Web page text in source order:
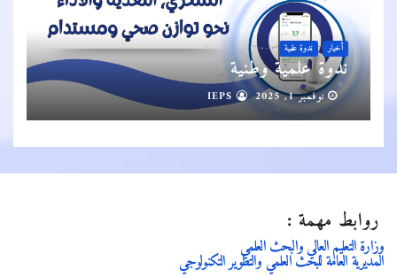
أخبار ندوة علمية
ندوة علمية وطنية
نوفمبر 1, 2025
روابط مهمة :
وزارة التعليم العالي والبحث العلمي
المديرية العامة للبحث العلمي والتطوير التكنولوجي